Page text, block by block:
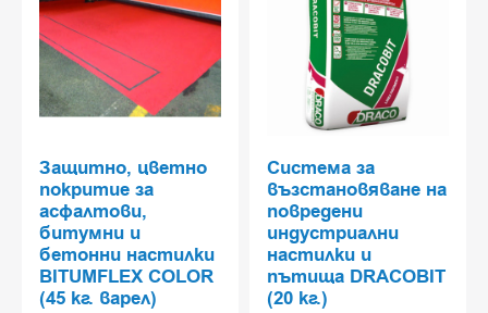
подобряване на устойчивостта
на абразия и въздействие.
Предлагат се и във версии с
декоративен ефект (напр. зелен
Продукти за локален
ремонт и
възстановяване на
настилки
Защитно, цветно
покритие за
асфалтови,
битумни и
бетонни настилки
BITUMFLEX COLOR
(45 кг. варел)
Система за
възстановяване на
повредени
индустриални
настилки и
пътища DRACOBIT
(20 кг.)